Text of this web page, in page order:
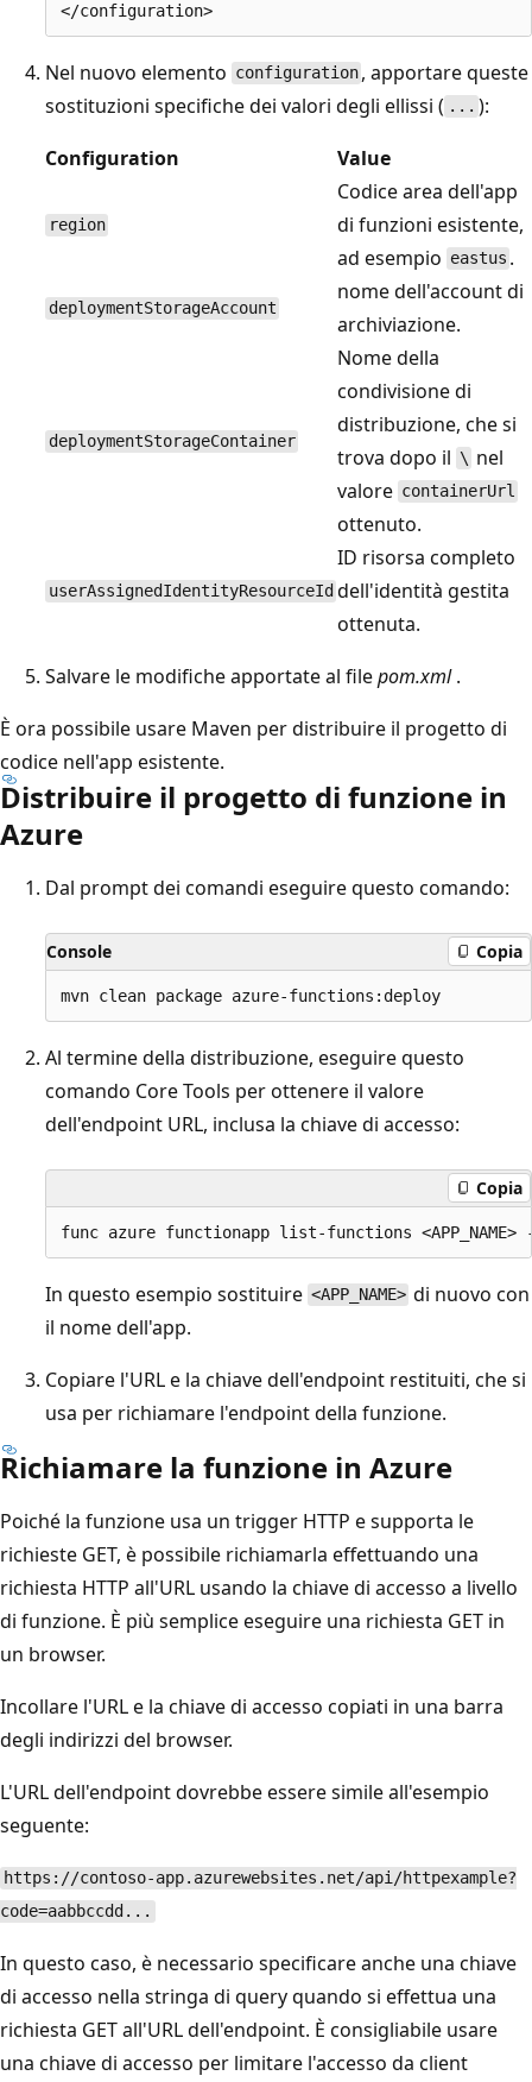
Nel nuovo elemento configuration , apportare queste
sostituzioni specifiche dei valori degli ellissi ( ... ):
Configuration
Value
region
Codice area dell'app
di funzioni esistente,
ad esempio eastus .
deploymentStorageAccount
nome dell'account di
archiviazione.
deploymentStorageContainer
Nome della
condivisione di
distribuzione, che si
trova dopo il \ nel
valore containerUrl
ottenuto.
userAssignedIdentityResourceId
ID risorsa completo
dell'identità gestita
ottenuta.
Salvare le modifiche apportate al filepom.xml.
È ora possibile usare Maven per distribuire il progetto di
codice nell'app esistente.
Distribuire il progetto di funzione in
Azure
Dal prompt dei comandi eseguire questo comando:
Console Copia
Al termine della distribuzione, eseguire questo
comando Core Tools per ottenere il valore
dell'endpoint URL, inclusa la chiave di accesso:
Copia
In questo esempio sostituire <APP_NAME> di nuovo con
il nome dell'app.
Copiare l'URL e la chiave dell'endpoint restituiti, che si
usa per richiamare l'endpoint della funzione.
Richiamare la funzione in Azure
Poiché la funzione usa un trigger HTTP e supporta le
richieste GET, è possibile richiamarla effettuando una
richiesta HTTP all'URL usando la chiave di accesso a livello
di funzione. È più semplice eseguire una richiesta GET in
un browser.
Incollare l'URL e la chiave di accesso copiati in una barra
degli indirizzi del browser.
L'URL dell'endpoint dovrebbe essere simile all'esempio
seguente:
https://contoso-app.azurewebsites.net/api/httpexample?
code=aabbccdd...
In questo caso, è necessario specificare anche una chiave
di accesso nella stringa di query quando si effettua una
richiesta GET all'URL dell'endpoint. È consigliabile usare
una chiave di accesso per limitare l'accesso da client